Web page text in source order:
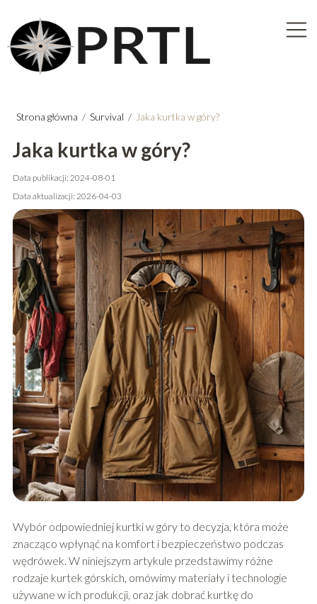
Strona główna / Survival / Jaka kurtka w góry?
Jaka kurtka w góry?
Data publikacji: 2024-08-01
Data aktualizacji: 2026-04-03
Wybór odpowiedniej kurtki w góry to decyzja, która może
znacząco wpłynąć na komfort i bezpieczeństwo podczas
wędrówek. W niniejszym artykule przedstawimy różne
rodzaje kurtek górskich, omówimy materiały i technologie
używane w ich produkcji, oraz jak dobrać kurtkę do